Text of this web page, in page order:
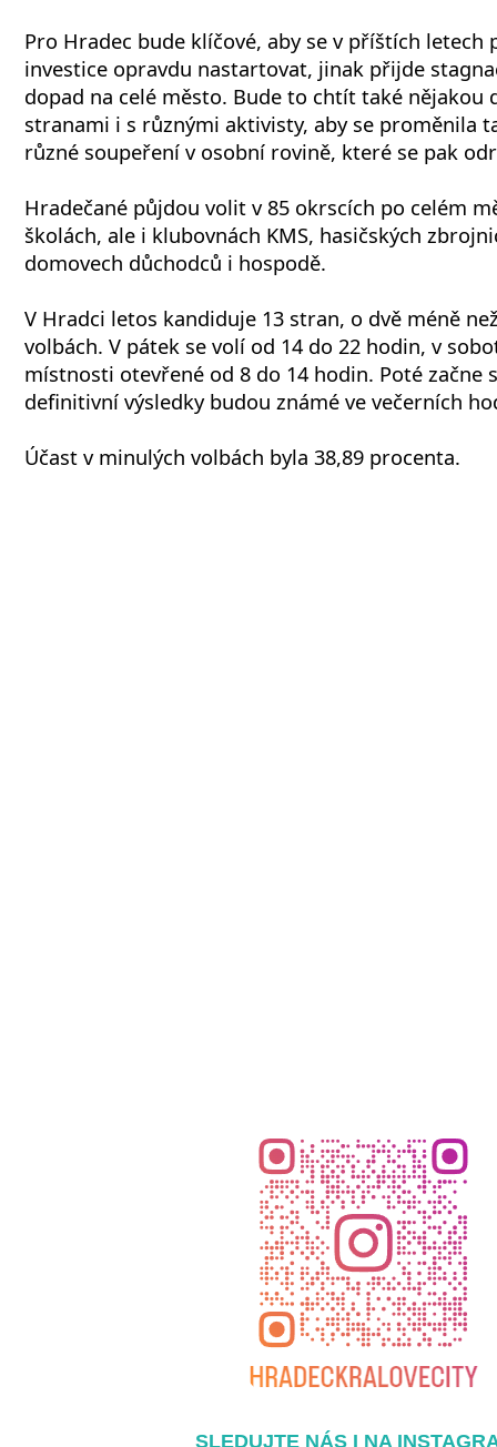
Pro Hradec bude klíčové, aby se v příštích letech
investice opravdu nastartovat, jinak přijde
dopad na celé město. Bude to chtít také nějakou
stranami i s různými aktivisty, aby se proměnila
různé soupeření v osobní rovině, které se pak
Hradečané půjdou volit v 85 okrscích po celém
školách, ale i klubovnách KMS, hasičských
domovech důchodců i hospodě.
V Hradci letos kandiduje 13 stran, o dvě méně
volbách. V pátek se volí od 14 do 22 hodin, v
místnosti otevřené od 8 do 14 hodin. Poté začne
definitivní výsledky budou známé ve večerních
Účast v minulých volbách byla 38,89 procenta.
SLEDUJTE NÁS I NA